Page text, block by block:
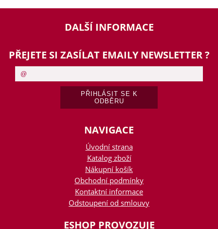
DALŠÍ INFORMACE
PŘEJETE SI ZASÍLAT EMAILY NEWSLETTER ?
NAVIGACE
Úvodní strana
Katalog zboží
Nákupní košík
Obchodní podmínky
Kontaktní informace
Odstoupení od smlouvy
ESHOP PROVOZUJE